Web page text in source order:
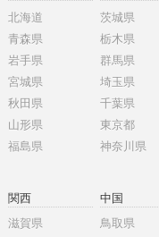
北海道
青森県
岩手県
宮城県
秋田県
山形県
福島県
茨城県
栃木県
群馬県
埼玉県
千葉県
東京都
神奈川県
関西
滋賀県
中国
鳥取県